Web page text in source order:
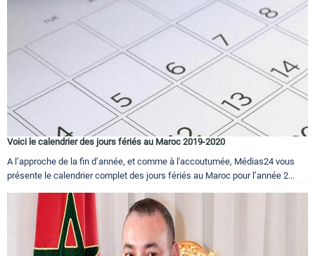
Voici le calendrier des jours fériés au Maroc 2019-2020
A l’approche de la fin d’année, et comme à l'accoutumée, Médias24 vous
présente le calendrier complet des jours fériés au Maroc pour l’année 2...